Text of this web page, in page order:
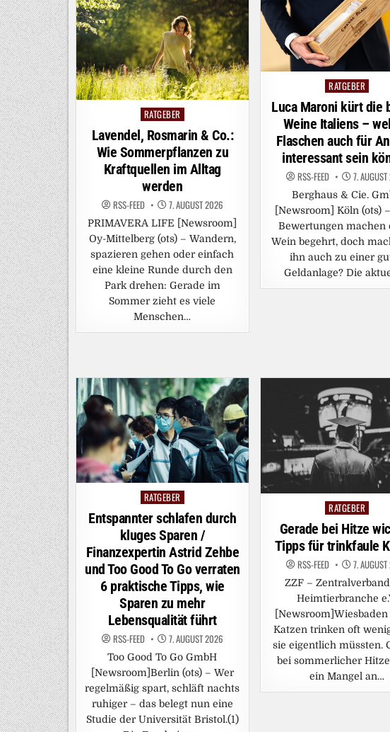
Posted
in
RATGEBER
Lavendel, Rosmarin & Co.:
Wie Sommerpflanzen zu
Kraftquellen im Alltag
werden
RSS-FEED 7. AUGUST 2026
PRIMAVERA LIFE [Newsroom]
Oy-Mittelberg (ots) – Wandern,
spazieren gehen oder einfach
eine kleine Runde durch den
Park drehen: Gerade im
Sommer zieht es viele
Menschen…
Posted
RATGEBER
Luca Maroni kürt die
Weine Italiens –
Flaschen auch für
interessant sein
RSS-FEED 7.
Berghaus & Cie.
[Newsroom] Köln (ots)
Bewertungen machen
Wein begehrt, doch
ihn auch zu einer
Geldanlage? Die
Posted
in
RATGEBER
Entspannter schlafen durch
kluges Sparen /
Finanzexpertin Astrid Zehbe
und Too Good To Go verraten
6 praktische Tipps, wie
Sparen zu mehr
Lebensqualität führt
RSS-FEED 7. AUGUST 2026
Too Good To Go GmbH
[Newsroom]Berlin (ots) – Wer
regelmäßig spart, schläft nachts
ruhiger – das belegt nun eine
Studie der Universität Bristol.(1)
Posted
RATGEBER
Gerade bei Hitze
Tipps für trinkfaule
RSS-FEED 7.
ZZF –
Heimtierbranche
[Newsroom]Wiesbaden
Katzen trinken oft
sie eigentlich müssten.
bei sommerlicher
ein Mangel an…